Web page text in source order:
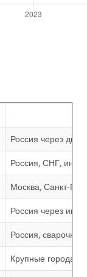
Россия через
Россия, СНГ,
Москва, Санкт-
Россия через
Россия,
Крупные города